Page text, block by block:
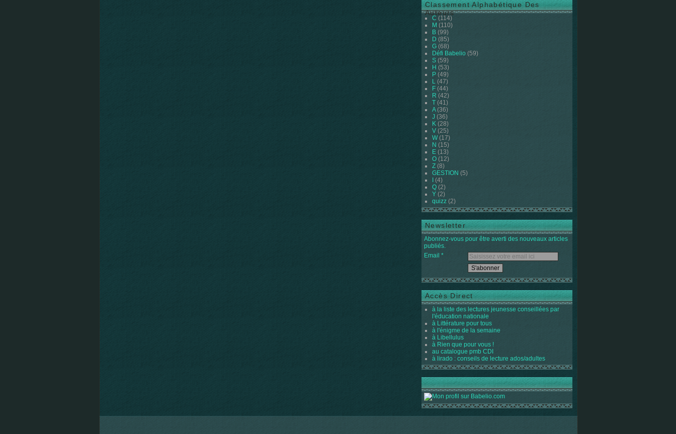
Classement Alphabétique Des
Auteurs
C (114)
M (110)
B (99)
D (85)
G (68)
Défi Babelio (59)
S (59)
H (53)
P (49)
L (47)
F (44)
R (42)
T (41)
A(36)
J (36)
K (28)
V (25)
W(17)
N (15)
E (13)
O (12)
Z (8)
GESTION (5)
(4)
Q (2)
Y (2)
quizz (2)
Newsletter
Abonnez-vous pour être averti des nouveaux articles
publiés.
Email
Accès Direct
à la liste des lectures jeunesse conseillées par
l'éducation nationale
à Littérature pour tous
à l'énigme de la semaine
à Libellulus
à Rien que pour vous !
au catalogue pmb CDI
à lirado : conseils de lecture ados/adultes